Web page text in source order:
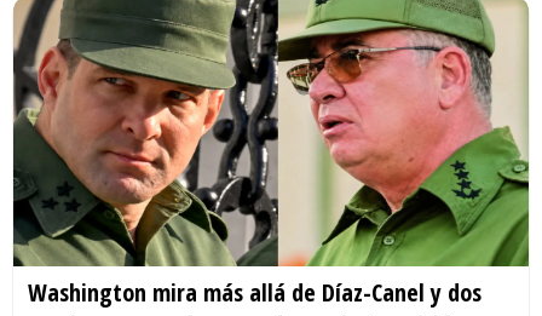
Washington mira más allá de Díaz-Canel y dos